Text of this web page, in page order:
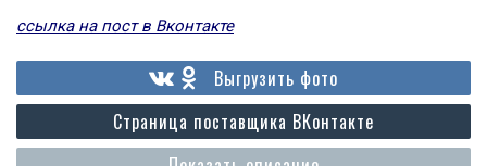
ссылка на пост в Вконтакте
Страница поставщика ВКонтакте
Выгрузить фото